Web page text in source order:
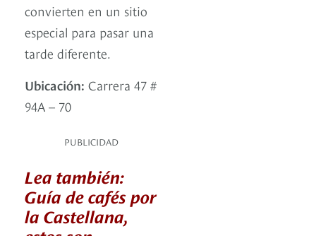
convierten en un sitio
especial para pasar una
tarde diferente.
Ubicación: Carrera 47 #
94A – 70
PUBLICIDAD
Lea también:
Guía de cafés por
la Castellana,